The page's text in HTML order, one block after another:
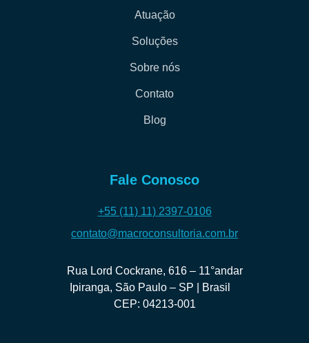
Atuação
Soluções
Sobre nós
Contato
Blog
Fale Conosco
+55 (11) 11) 2397-0106
contato@macroconsultoria.com.br
Rua Lord Cockrane, 616 – 11°andar
Ipiranga, São Paulo – SP | Brasil
CEP: 04213-001